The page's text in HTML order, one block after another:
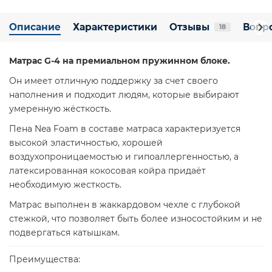
Описание Характеристики Отзывы 18
Матрас G-4 на премиальном пружинном блоке.
Он имеет отличную поддержку за счет своего
наполнения и подходит людям, которые выбирают
умеренную жёсткость.
Пена Nea Foam в составе матраса характеризуется
высокой эластичностью, хорошей
воздухопроницаемостью и гипоаллергенностью, а
латексированная кокосовая койра придаёт
необходимую жесткость.
Матрас выполнен в жаккардовом чехле с глубокой
стежкой, что позволяет быть более износостойким и не
подвергаться катышкам.
Преимущества: